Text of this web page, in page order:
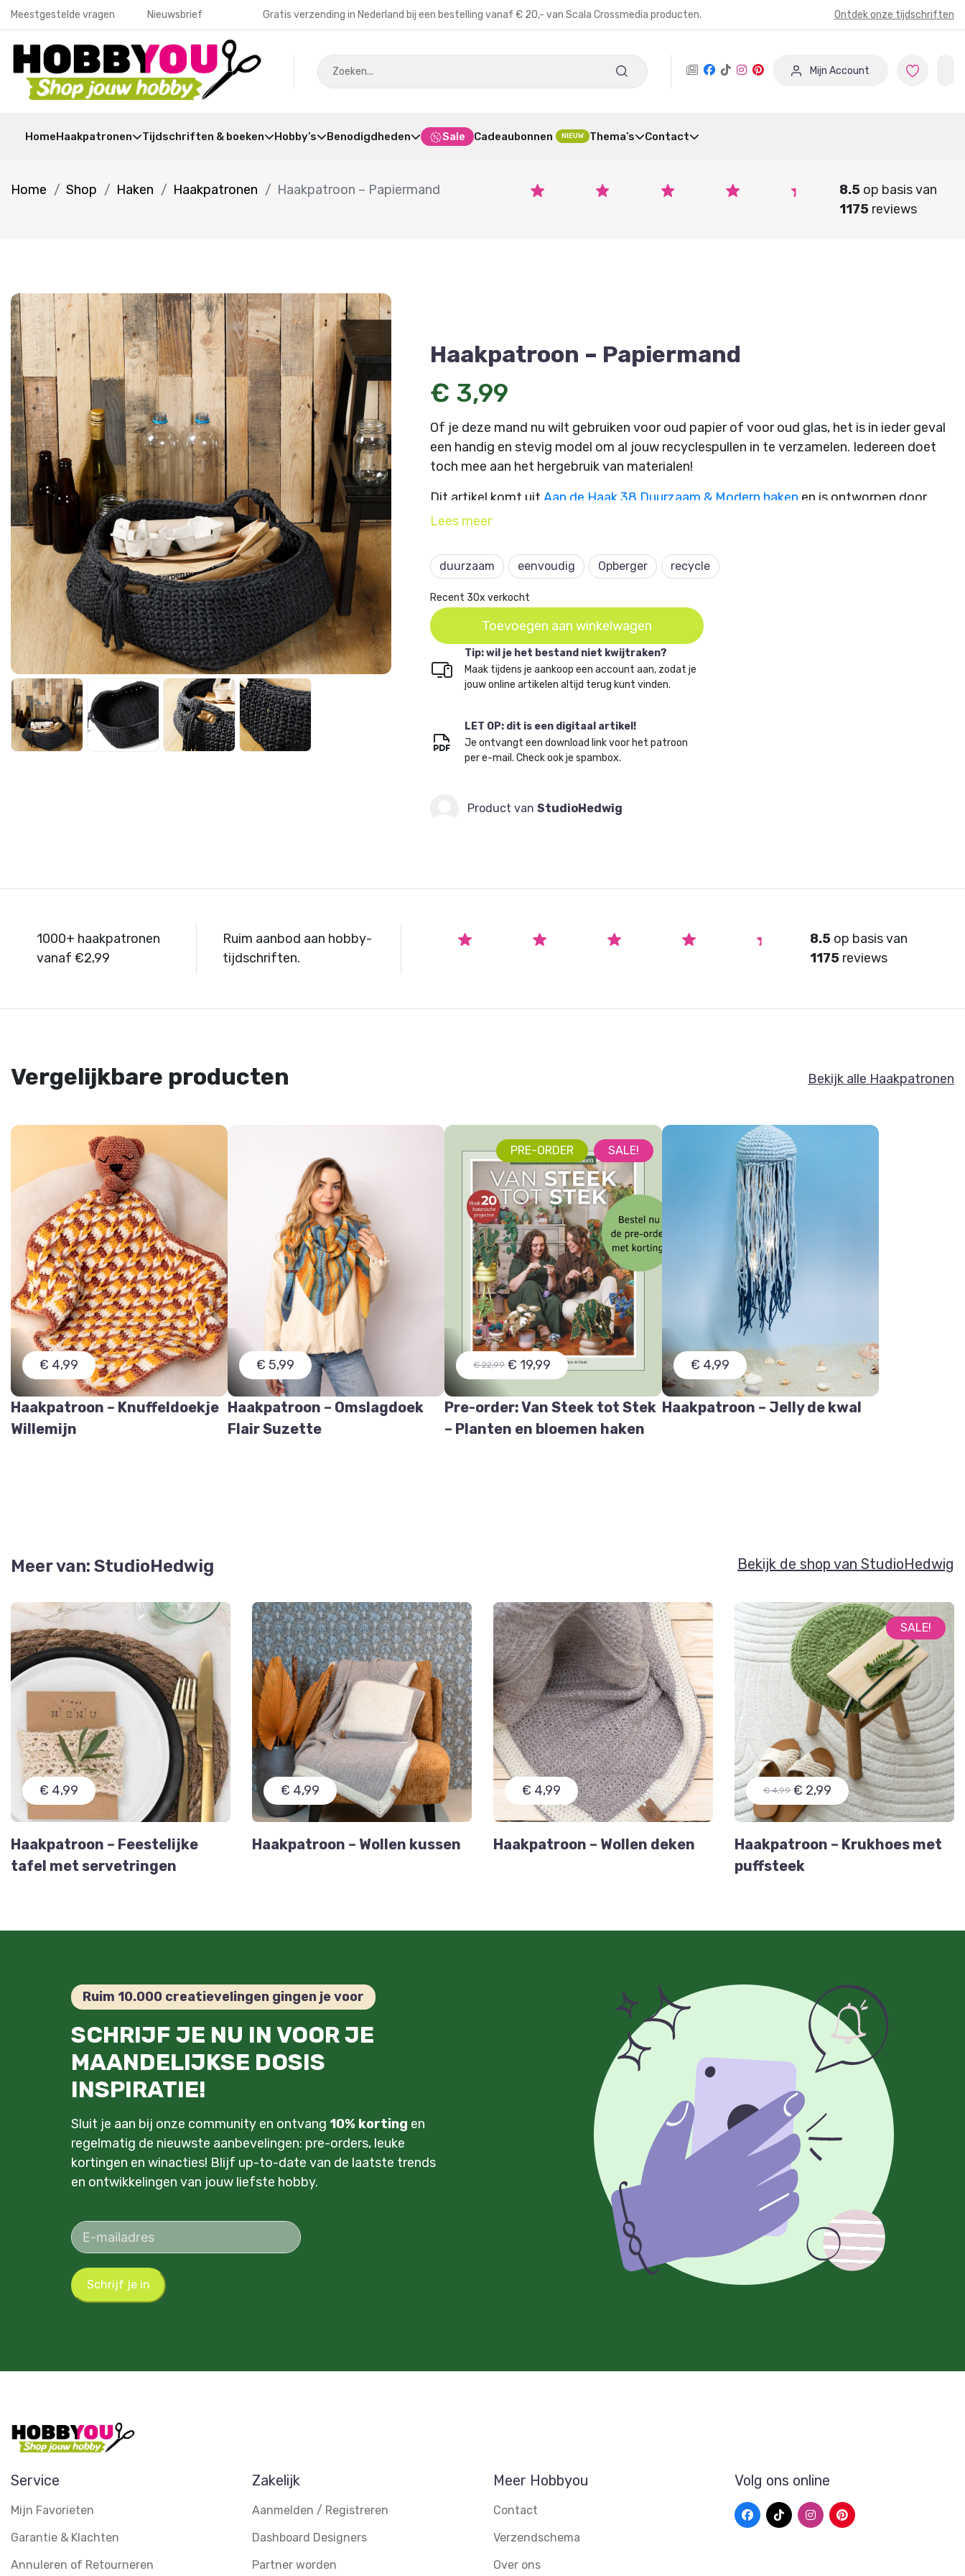
Meestgestelde vragen Nieuwsbrief Gratis verzending in Nederland bij een bestelling vanaf € 20,- van Scala Crossmedia producten. Ontdek onze tijdschriften
Mijn Account
HomeHaakpatronen Tijdschriften & boeken Hobby’s Benodigdheden Sale Cadeaubonnen NIEUW Thema’s Contact
Home Shop Haken Haakpatronen Haakpatroon – Papiermand 8.5op basis van
1175reviews
Haakpatroon – Papiermand
€ 3,99
Of je deze mand nu wilt gebruiken voor oud papier of voor oud glas, het is in ieder geval
een handig en stevig model om al jouw recyclespullen in te verzamelen. Iedereen doet
toch mee aan het hergebruik van materialen!
Dit artikel komt uit Aan de Haak 38 Duurzaam & Modern haken en is ontworpen door
Hedwig van der Laan van studiohedwig.nl
Lees meer
duurzaam eenvoudig Opberger recycle
Recent 30x verkocht
Toevoegen aan winkelwagen
Tip: wil je het bestand niet kwijtraken?
Maak tijdens je aankoop een account aan, zodat je
jouw online artikelen altijd terug kunt vinden.
LET OP: dit is een digitaal artikel!
Je ontvangt een download link voor het patroon
per e-mail. Check ook je spambox.
Product van StudioHedwig
1000+ haakpatronen
vanaf €2,99
Ruim aanbod aan hobby-
tijdschriften.
8.5op basis van
1175reviews
Vergelijkbare producten Bekijk alle Haakpatronen
€ 4,99
Haakpatroon – Knuffeldoekje
Willemijn
€ 5,99
Haakpatroon – Omslagdoek
Flair Suzette
PRE-ORDER SALE!
€ 22,99 € 19,99
Pre-order: Van Steek tot Stek
– Planten en bloemen haken
€ 4,99
Haakpatroon – Jelly de kwal
Meer van: StudioHedwig Bekijk de shop van StudioHedwig
€ 4,99
Haakpatroon – Feestelijke
tafel met servetringen
€ 4,99
Haakpatroon – Wollen kussen
€ 4,99
Haakpatroon – Wollen deken
SALE!
€ 4,99 € 2,99
Haakpatroon – Krukhoes met
puffsteek
Ruim 10.000 creatievelingen gingen je voor
SCHRIJF JE NU IN VOOR JE
MAANDELIJKSE DOSIS
INSPIRATIE!
Sluit je aan bij onze community en ontvang 10% korting en
regelmatig de nieuwste aanbevelingen: pre-orders, leuke
kortingen en winacties! Blijf up-to-date van de laatste trends
en ontwikkelingen van jouw liefste hobby.
Schrijf je in
Service
Mijn Favorieten
Garantie & Klachten
Annuleren of Retourneren
Zakelijk
Aanmelden / Registreren
Dashboard Designers
Partner worden
Meer Hobbyou
Contact
Verzendschema
Over ons
Volg ons online